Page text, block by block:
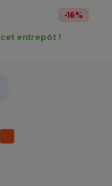
-16%
entrepôt !